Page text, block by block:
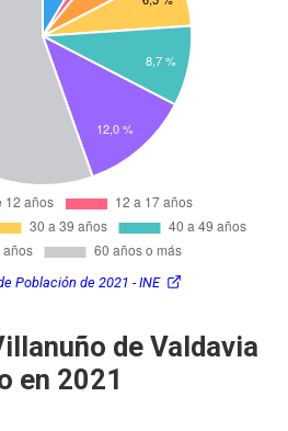
Población de 2021 - INE
de Valdavia
en 2021